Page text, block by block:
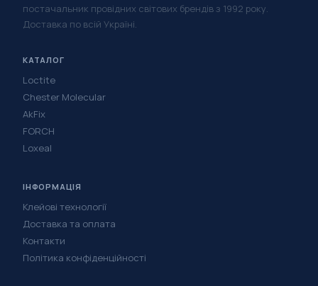
постачальник провідних світових брендів з 1992 року.
Доставка по всій Україні.
КАТАЛОГ
Loctite
Chester Molecular
AkFix
FORCH
Loxeal
ІНФОРМАЦІЯ
Клейові технології
Доставка та оплата
Контакти
Політика конфіденційності